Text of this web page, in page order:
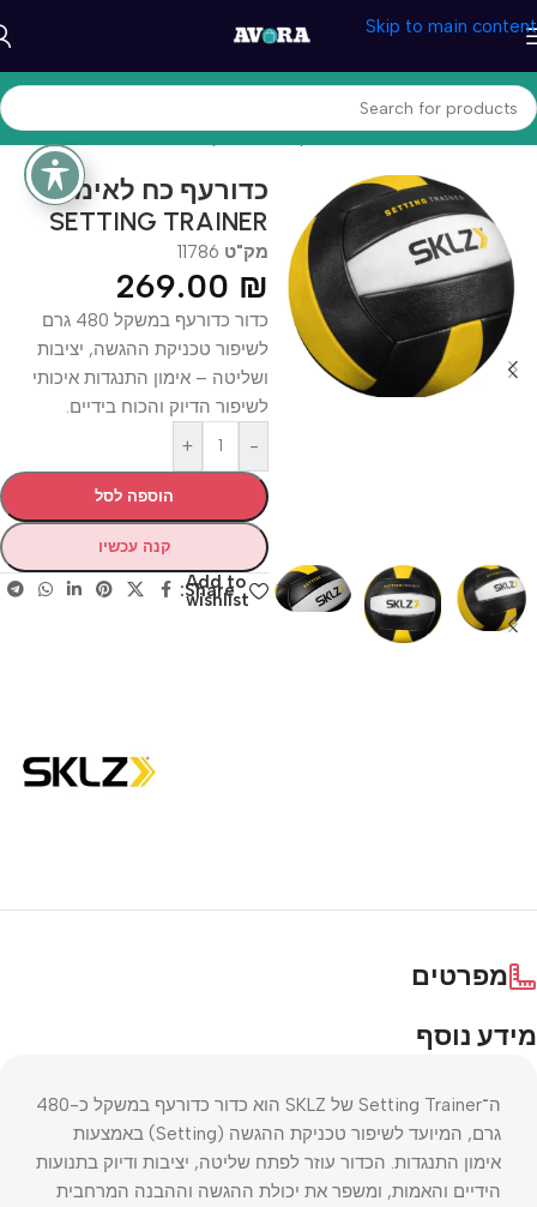
Skip to main content
עמוד הבית/ספורט וכושר/כדורעף, טניס וגולף
כדורעף כח לאימון –
SETTING TRAINER
מק"ט 11786
269.00 ₪
כדור כדורעף במשקל 480 גרם
לשיפור טכניקת ההגשה, יציבות
ושליטה – אימון התנגדות איכותי
לשיפור הדיוק והכוח בידיים.
-
+
הוספה לסל
קנה עכשיו
Add to
wishlist
Share:
מפרטים
מידע נוסף
ה־Setting Trainer של SKLZ הוא כדור כדורעף במשקל כ-480
גרם, המיועד לשיפור טכניקת ההגשה (Setting) באמצעות
אימון התנגדות. הכדור עוזר לפתח שליטה, יציבות ודיוק בתנועות
הידיים והאמות, ומשפר את יכולת ההגשה וההבנה המרחבית